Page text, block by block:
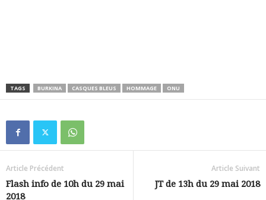
TAGS BURKINA CASQUES BLEUS HOMMAGE ONU
Article Précédent
Flash info de 10h du 29 mai
2018
Article Suivant
JT de 13h du 29 mai 2018